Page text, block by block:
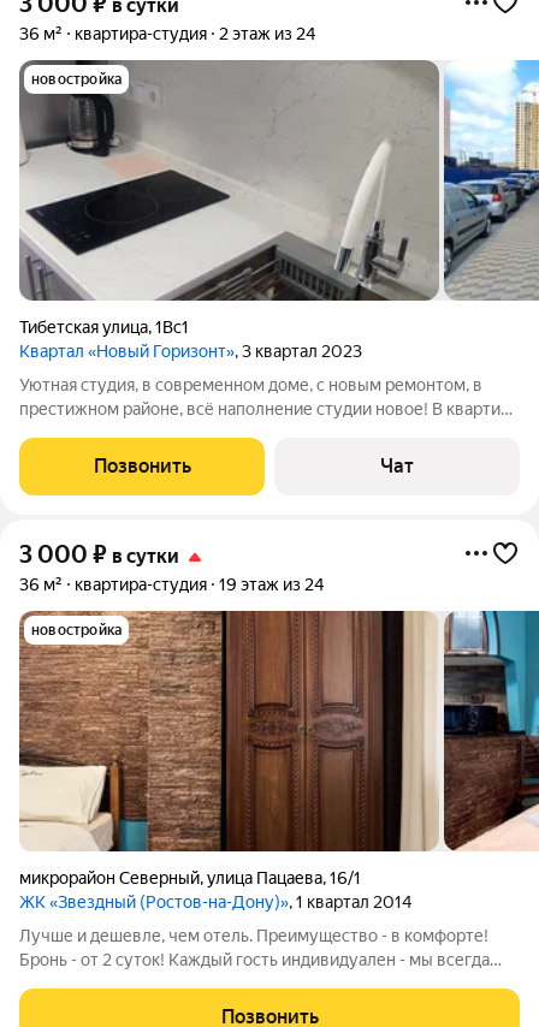
в сутки
36 м² квартира-студия 2 этаж из 24
новостройка
Тибетская улица,1Вс1
Квартал «Новый Горизонт», 3 квартал 2023
Уютная студия, в современном доме, с новым ремонтом, в
престижном районе, всё наполнение студии новое! В квартире
современных материалов. Меблировка и вся необходимая
бытовая техника (холодильник,
Позвонить Чат
3 000 ₽ в сутки
36 м² квартира-студия 19 этаж из 24
новостройка
микрорайон Северный,улица Пацаева,16/1
ЖК «Звездный (Ростов-на-Дону)», 1 квартал 2014
Лучше и дешевле, чем отель. Преимущество - в комфорте!
Бронь - от 2 суток! Каждый гость индивидуален - мы всегда
документы. Скидки от 3, 5 и 10 дней! Возможна аренда
Позвонить